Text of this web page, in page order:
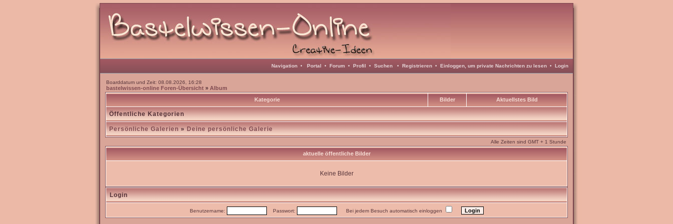
Navigation • Portal • Forum • Profil • Suchen • Registrieren • Einloggen, um private Nachrichten zu lesen • Login
Boarddatum und Zeit: 08.08.2026, 16:28
bastelwissen-online Foren-Übersicht » Album
Kategorie
Bilder Aktuellstes Bild
Öffentliche Kategorien
Persönliche Galerien»Deine persönliche Galerie
Alle Zeiten sind GMT + 1 Stunde
aktuelle öffentliche Bilder
Keine Bilder
Login
Benutzername: Passwort: Bei jedem Besuch automatisch einloggen